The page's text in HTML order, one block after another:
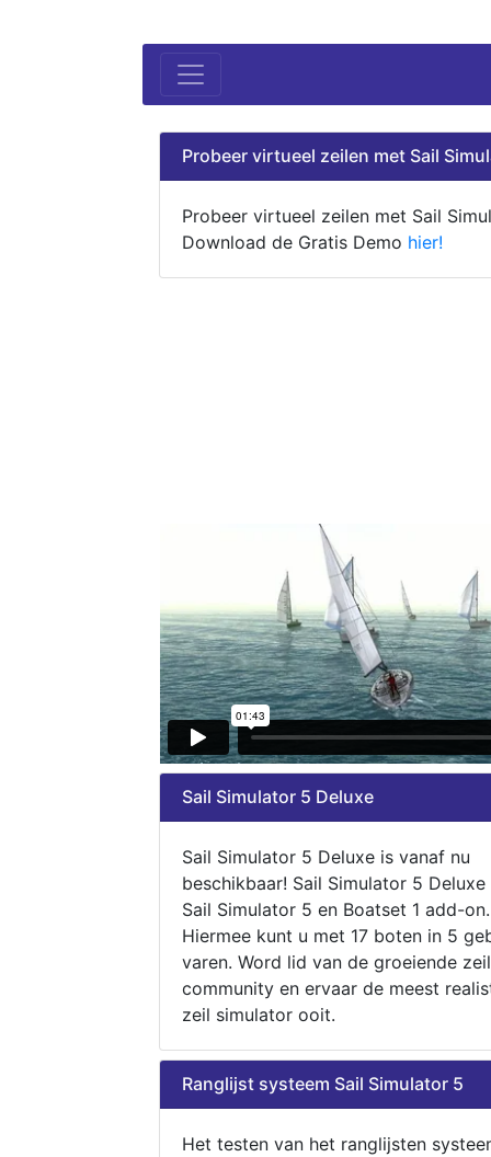
Probeer virtueel zeilen met Sail
Probeer virtueel zeilen met Sail
Download de Gratis Demo hier!
Sail Simulator 5 Deluxe
Sail Simulator 5 Deluxe is vanaf nu
beschikbaar! Sail Simulator 5
Sail Simulator 5 en Boatset 1 add-on.
Hiermee kunt u met 17 boten in 5
varen. Word lid van de groeiende zeil
community en ervaar de meest
zeil simulator ooit.
Ranglijst systeem Sail Simulator 5
Het testen van het ranglijsten